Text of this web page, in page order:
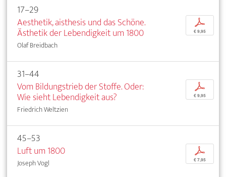
17–29
Aesthetik, aisthesis und das Schöne.
Ästhetik der Lebendigkeit um 1800
Olaf Breidbach
p
€ 9,95
31–44
Vom Bildungstrieb der Stoffe. Oder:
Wie sieht Lebendigkeit aus?
Friedrich Weltzien
p
€ 9,95
45–53
Luft um 1800
Joseph Vogl
p
€ 7,95